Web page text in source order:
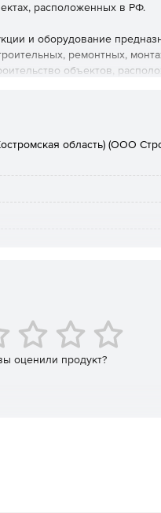
расположенных в РФ.
и оборудование
ремонтных,
объектов,
область) (ООО
оценили продукт?